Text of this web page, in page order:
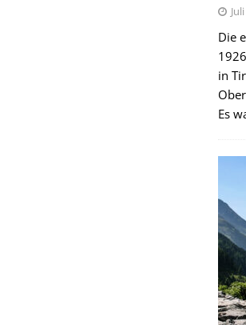
Die
in
Es